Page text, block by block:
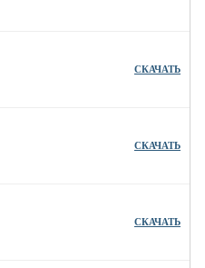
СКАЧАТЬ
СКАЧАТЬ
СКАЧАТЬ